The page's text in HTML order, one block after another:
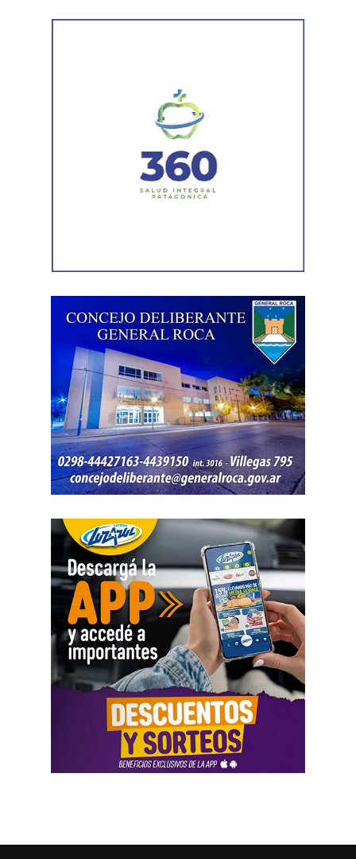
Durante el procedimiento, el personal encontró el teléfono
correspondiente para acreditar su propiedad. Además,
denunciado como robado
Posteriormente, el inmueble fue preservado para la
intervención del Gabinete de Criminalística, que realizó
las pericias correspondientes. Otros elementos
encontrados quedaron bajo resguardo para determinar su
procedencia.
Por disposición de la Fiscalía de turno, ambos hombres
permanecen detenidos en el marco de una causa por